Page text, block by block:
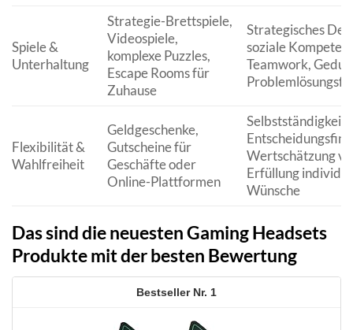
Spiele &
Unterhaltung
Strategie-Brettspiele,
Videospiele,
komplexe Puzzles,
Escape Rooms für
Zuhause
Strategisches
soziale
Teamwork,
Flexibilität &
Wahlfreiheit
Geldgeschenke,
Gutscheine für
Geschäfte oder
Online-Plattformen
Selbstständigkeit,
Wertschätzung
Erfüllung
Wünsche
Das sind die neuesten Gaming Headsets
Produkte mit der besten Bewertung
1